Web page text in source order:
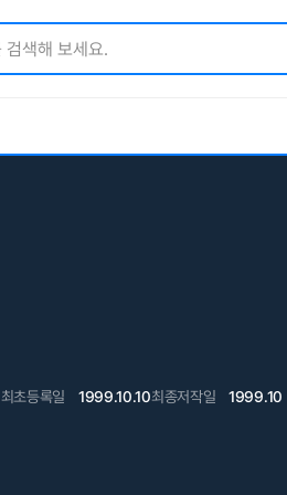
최초등록일 1999.10.10최종저작일 1999.10